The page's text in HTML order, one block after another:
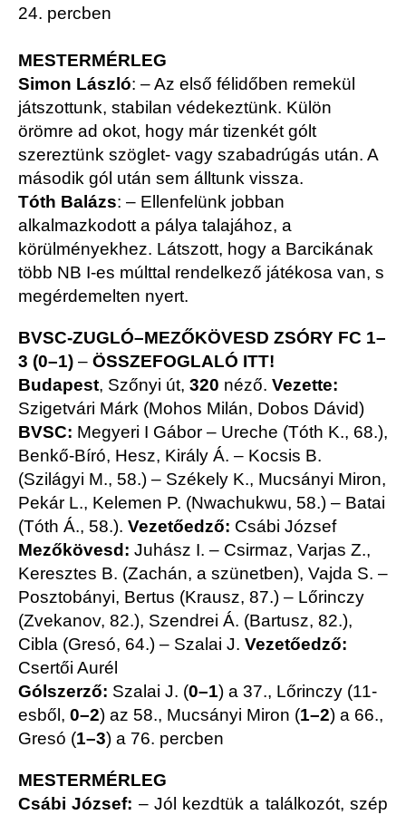
24. percben
MESTERMÉRLEG
Simon László: – Az első félidőben remekül
játszottunk, stabilan védekeztünk. Külön
örömre ad okot, hogy már tizenkét gólt
szereztünk szöglet- vagy szabadrúgás után. A
második gól után sem álltunk vissza.
Tóth Balázs: – Ellenfelünk jobban
alkalmazkodott a pálya talajához, a
körülményekhez. Látszott, hogy a Barcikának
több NB I-es múlttal rendelkező játékosa van, s
megérdemelten nyert.
BVSC-ZUGLÓ–MEZŐKÖVESD ZSÓRY FC 1–
3 (0–1) – ÖSSZEFOGLALÓ ITT!
Budapest, Szőnyi út, 320 néző. Vezette:
Szigetvári Márk (Mohos Milán, Dobos Dávid)
BVSC: Megyeri I Gábor – Ureche (Tóth K., 68.),
Benkő-Bíró, Hesz, Király Á. – Kocsis B.
(Szilágyi M., 58.) – Székely K., Mucsányi Miron,
Pekár L., Kelemen P. (Nwachukwu, 58.) – Batai
(Tóth Á., 58.). Vezetőedző: Csábi József
Mezőkövesd: Juhász I. – Csirmaz, Varjas Z.,
Keresztes B. (Zachán, a szünetben), Vajda S. –
Posztobányi, Bertus (Krausz, 87.) – Lőrinczy
(Zvekanov, 82.), Szendrei Á. (Bartusz, 82.),
Cibla (Gresó, 64.) – Szalai J. Vezetőedző:
Csertői Aurél
Gólszerző: Szalai J. (0–1) a 37., Lőrinczy (11-
esből, 0–2) az 58., Mucsányi Miron (1–2) a 66.,
Gresó (1–3) a 76. percben
MESTERMÉRLEG
Csábi József: – Jól kezdtük a találkozót, szép